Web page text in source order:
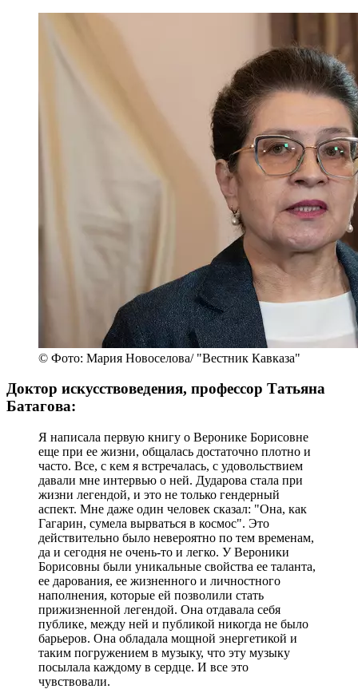
© Фото: Мария Новоселова/ "Вестник Кавказа"
Доктор искусствоведения, профессор Татьяна
Батагова:
Я написала первую книгу о Веронике Борисовне
еще при ее жизни, общалась достаточно плотно и
часто. Все, с кем я встречалась, с удовольствием
давали мне интервью о ней. Дударова стала при
жизни легендой, и это не только гендерный
аспект. Мне даже один человек сказал: "Она, как
Гагарин, сумела вырваться в космос". Это
действительно было невероятно по тем временам,
да и сегодня не очень-то и легко. У Вероники
Борисовны были уникальные свойства ее таланта,
ее дарования, ее жизненного и личностного
наполнения, которые ей позволили стать
прижизненной легендой. Она отдавала себя
публике, между ней и публикой никогда не было
барьеров. Она обладала мощной энергетикой и
таким погружением в музыку, что эту музыку
посылала каждому в сердце. И все это
чувствовали.